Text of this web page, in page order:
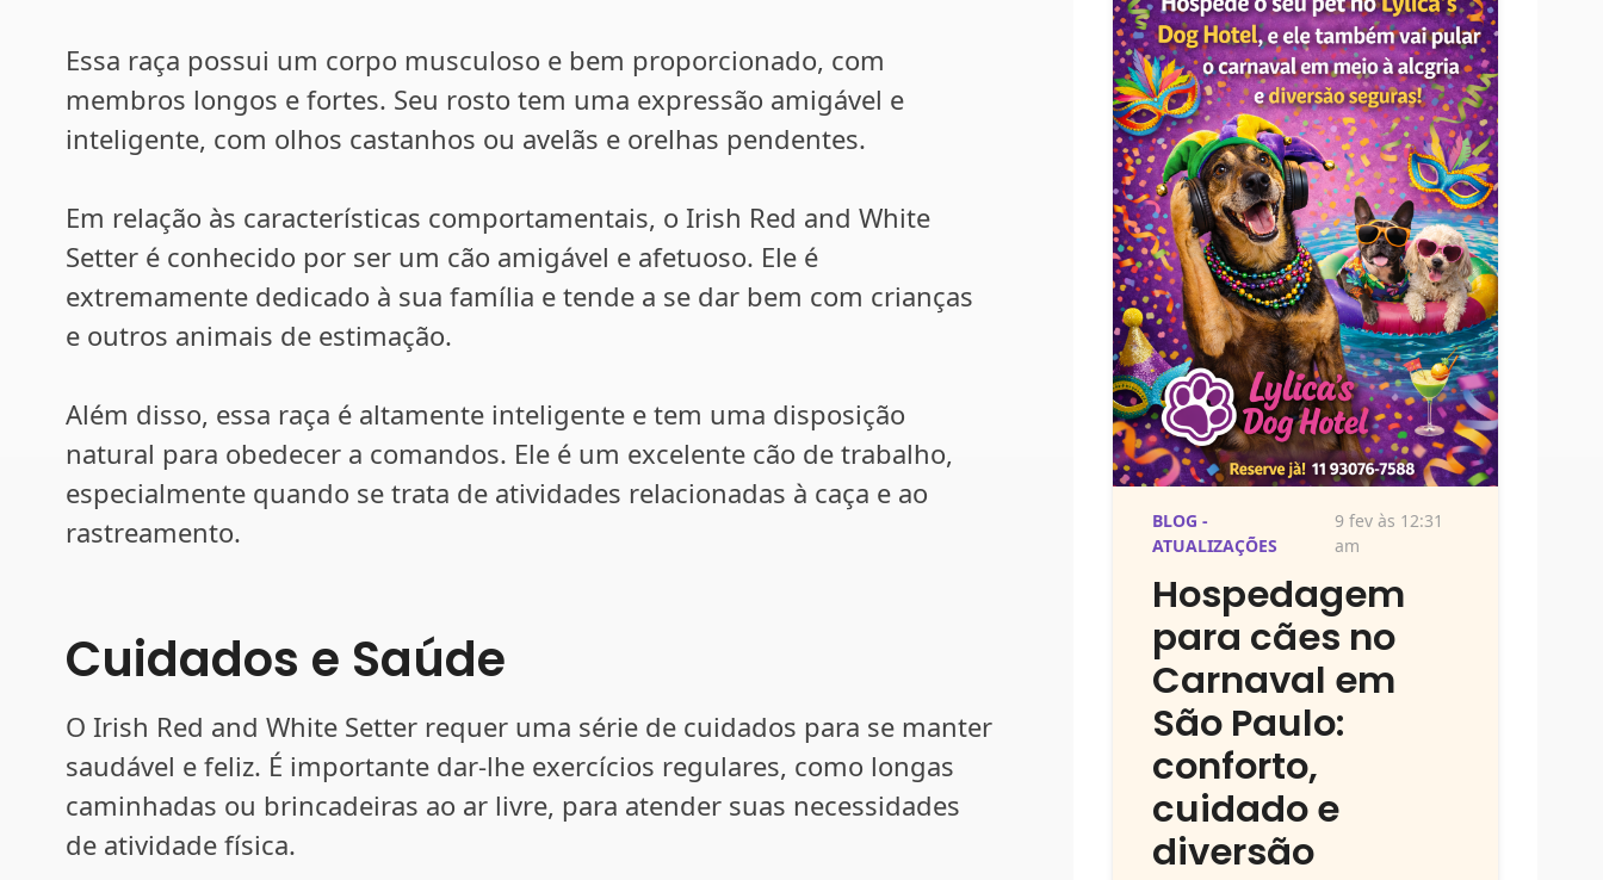
Essa raça possui um corpo musculoso e bem proporcionado, com
membros longos e fortes. Seu rosto tem uma expressão amigável e
inteligente, com olhos castanhos ou avelãs e orelhas pendentes.
Em relação às características comportamentais, o Irish Red and White
Setter é conhecido por ser um cão amigável e afetuoso. Ele é
extremamente dedicado à sua família e tende a se dar bem com crianças
e outros animais de estimação.
Além disso, essa raça é altamente inteligente e tem uma disposição
natural para obedecer a comandos. Ele é um excelente cão de trabalho,
especialmente quando se trata de atividades relacionadas à caça e ao
rastreamento.
Cuidados e Saúde
O Irish Red and White Setter requer uma série de cuidados para se manter
saudável e feliz. É importante dar-lhe exercícios regulares, como longas
caminhadas ou brincadeiras ao ar livre, para atender suas necessidades
de atividade física.
BLOG -
ATUALIZAÇÕES
9 fev às 12:31
am
Hospedagem
para cães no
Carnaval em
São Paulo:
conforto,
cuidado e
diversão